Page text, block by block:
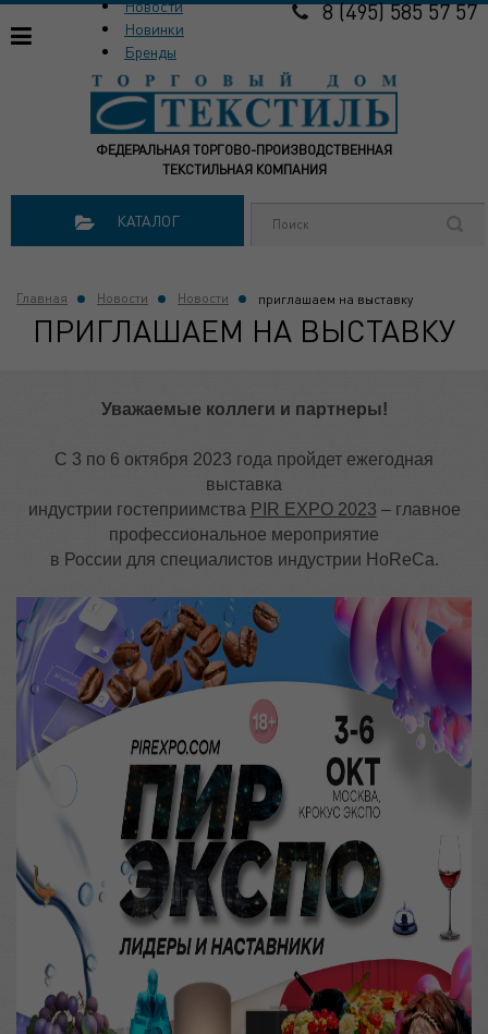
ФЕДЕРАЛЬНАЯ ТОРГОВО-ПРОИЗВОДСТВЕННАЯ
ТЕКСТИЛЬНАЯ КОМПАНИЯ
Новости
Новинки
Бренды
8 (495) 585 57 57
КАТАЛОГ
Главная Новости Новости приглашаем на выставку
ПРИГЛАШАЕМ НА ВЫСТАВКУ
Уважаемые коллеги и партнеры!
С 3 по 6 октября 2023 года пройдет ежегодная
выставка
индустрии гостеприимства PIR EXPO 2023 – главное
профессиональное мероприятие
в России для специалистов индустрии HoReCa.